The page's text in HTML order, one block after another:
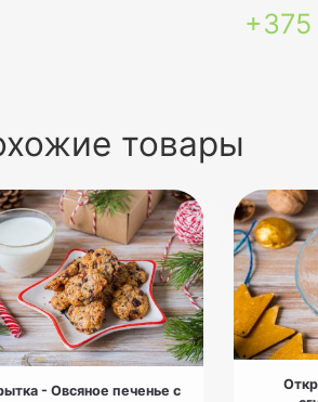
товары
- Овсяное печенье с